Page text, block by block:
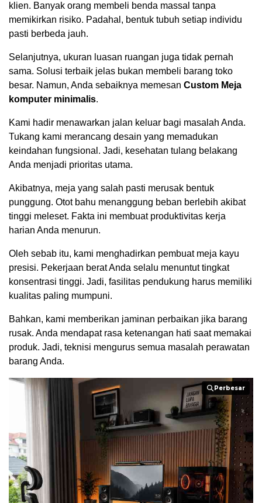
klien. Banyak orang membeli benda massal tanpa
memikirkan risiko. Padahal, bentuk tubuh setiap individu
pasti berbeda jauh.
Selanjutnya, ukuran luasan ruangan juga tidak pernah
sama. Solusi terbaik jelas bukan membeli barang toko
besar. Namun, Anda sebaiknya memesan Custom Meja
komputer minimalis.
Kami hadir menawarkan jalan keluar bagi masalah Anda.
Tukang kami merancang desain yang memadukan
keindahan fungsional. Jadi, kesehatan tulang belakang
Anda menjadi prioritas utama.
Akibatnya, meja yang salah pasti merusak bentuk
punggung. Otot bahu menanggung beban berlebih akibat
tinggi meleset. Fakta ini membuat produktivitas kerja
harian Anda menurun.
Oleh sebab itu, kami menghadirkan pembuat meja kayu
presisi. Pekerjaan berat Anda selalu menuntut tingkat
konsentrasi tinggi. Jadi, fasilitas pendukung harus memiliki
kualitas paling mumpuni.
Bahkan, kami memberikan jaminan perbaikan jika barang
rusak. Anda mendapat rasa ketenangan hati saat memakai
produk. Jadi, teknisi mengurus semua masalah perawatan
barang Anda.
Perbesar
Perbesar